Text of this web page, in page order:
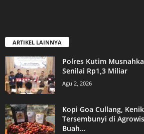
ARTIKEL LAINNYA
Polres Kutim
Senilai Rp1,3 Miliar
Agu 2, 2026
Kopi Goa Cullang,
Tersembunyi di
Buah...